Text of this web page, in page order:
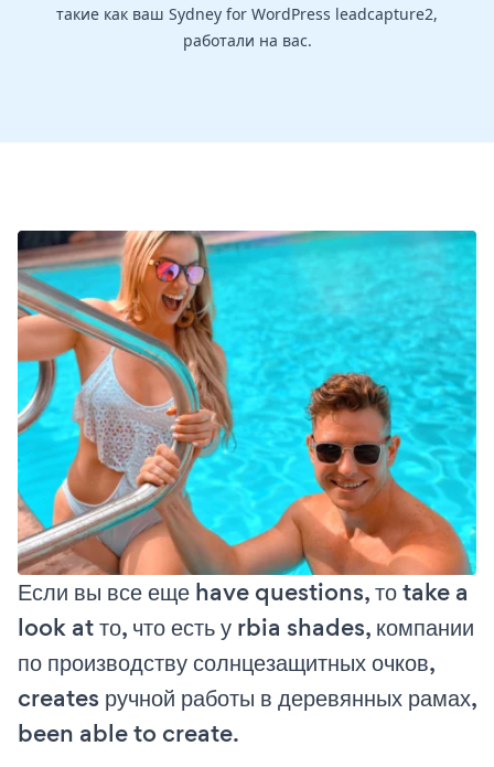
такие как ваш Sydney for WordPress leadcapture2,
работали на вас.
Если вы все еще have questions, то take a
look at то, что есть у rbia shades, компании
по производству солнцезащитных очков,
creates ручной работы в деревянных рамах,
been able to create.